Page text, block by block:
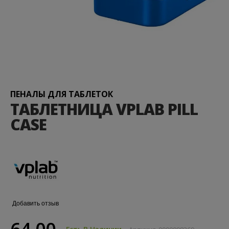
галереи
изображений
ПЕНАЛЫ ДЛЯ ТАБЛЕТОК
ТАБЛЕТНИЦА VPLAB PILL
CASE
Добавить отзыв